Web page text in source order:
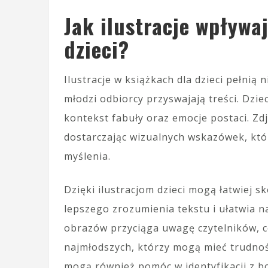
Jak ilustracje
dzieci?
Ilustracje w książkach dla dzieci pełnią
młodzi odbiorcy przyswajają treści.
kontekst fabuły oraz emocje postaci.
dostarczając wizualnych wskazówek,
myślenia.
Dzięki ilustracjom dzieci mogą łatwiej
lepszego zrozumienia tekstu i ułatwia
obrazów przyciąga uwagę czytelników,
najmłodszych, którzy mogą mieć